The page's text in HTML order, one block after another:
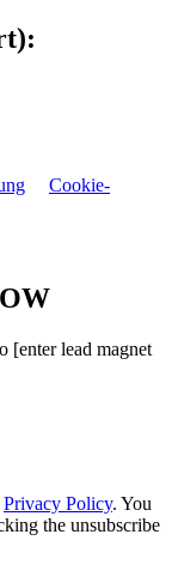
Cookie-
[enter lead magnet
Privacy Policy. You
the unsubscribe